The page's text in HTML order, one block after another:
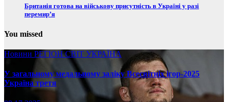
Британія готова на військову присутність в Україні у разі
перемир’я
You missed
Новини РЕГІОНСВІТ УКРАЇНА
У загальному медальному заліку Всесвітніх ігор-2025
Україна третя